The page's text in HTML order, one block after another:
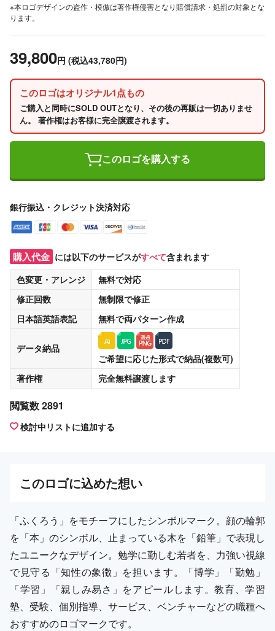
※本ロゴデザインの盗作・模倣は著作権侵害となり賠償請求・処罰の対象とな
ります。
39,800円 (税込43,780円)
このロゴはオリジナル1点もの
ご購入と同時にSOLD OUTとなり、その後の再販は一切ありませ
ん。 著作権はお客様に完全譲渡されます。
このロゴを購入する
銀行振込・クレジット決済対応
購入代金 には以下のサービスがすべて含まれます
色変更・アレンジ
無料で対応
修正回数
無制限で修正
日本語英語表記
無料で両パターン作成
データ納品
ご希望に応じた形式で納品(複数可)
著作権
完全無料譲渡します
閲覧数 2891
検討中リストに追加する
このロゴに込めた想い
「ふくろう」をモチーフにしたシンボルマーク。顔の輪郭
を「本」のシンボル、止まっている木を「鉛筆」で表現し
たユニークなデザイン。勉学に勤しむ若者を、力強い視線
で見守る「知性の象徴」を担います。「博学」「勤勉」
「学習」「親しみ易さ」をアピールします。教育、学習
塾、受験、個別指導、サービス、ベンチャーなどの職種へ
おすすめのロゴマークです。